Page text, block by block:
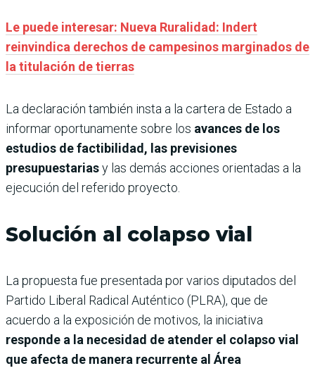
Le puede interesar: Nueva Ruralidad: Indert
reinvindica derechos de campesinos marginados de
la titulación de tierras
La declaración también insta a la cartera de Estado a
informar oportunamente sobre los avances de los
estudios de factibilidad, las previsiones
presupuestariasy las demás acciones orientadas a la
ejecución del referido proyecto.
Solución al colapso vial
La propuesta fue presentada por varios diputados del
Partido Liberal Radical Auténtico (PLRA), que de
acuerdo a la exposición de motivos, la iniciativa
responde a la necesidad de atender el colapso vial
que afecta de manera recurrente al Área